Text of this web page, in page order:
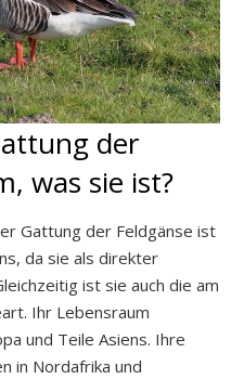
der
was sie ist?
Gattung der Feldgänse ist
da sie als direkter
ist sie auch die am
Ihr Lebensraum
und Teile Asiens. Ihre
in Nordafrika und